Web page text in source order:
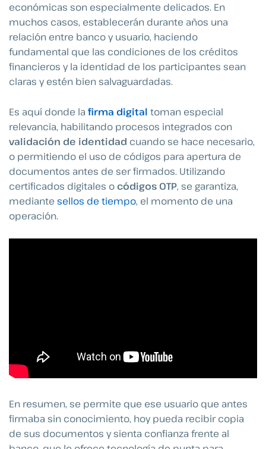
económicas son especialmente delicados. En
muchos casos, establecerán durante años una
relación entre banco y usuario, haciendo
fundamental que las condiciones de los créditos
financieros y la identidad de los participantes sean
claras y estén bien salvaguardadas.
Es aquí donde la firma digital toman especial
relevancia, habilitando procesos integrados con
validación de identidad cuando se hace necesario,
o permitiendo el uso de códigos para apertura de
documentos antes de ser firmados. Utilizando
certificados digitales o códigos OTP, se garantiza,
mediante sellos de tiempo, el momento de una
operación.
En resumen, se permite que ese usuario que antes
firmaba sin conocimiento, hoy pueda recibir copia
de sus documentos y sienta confianza frente al